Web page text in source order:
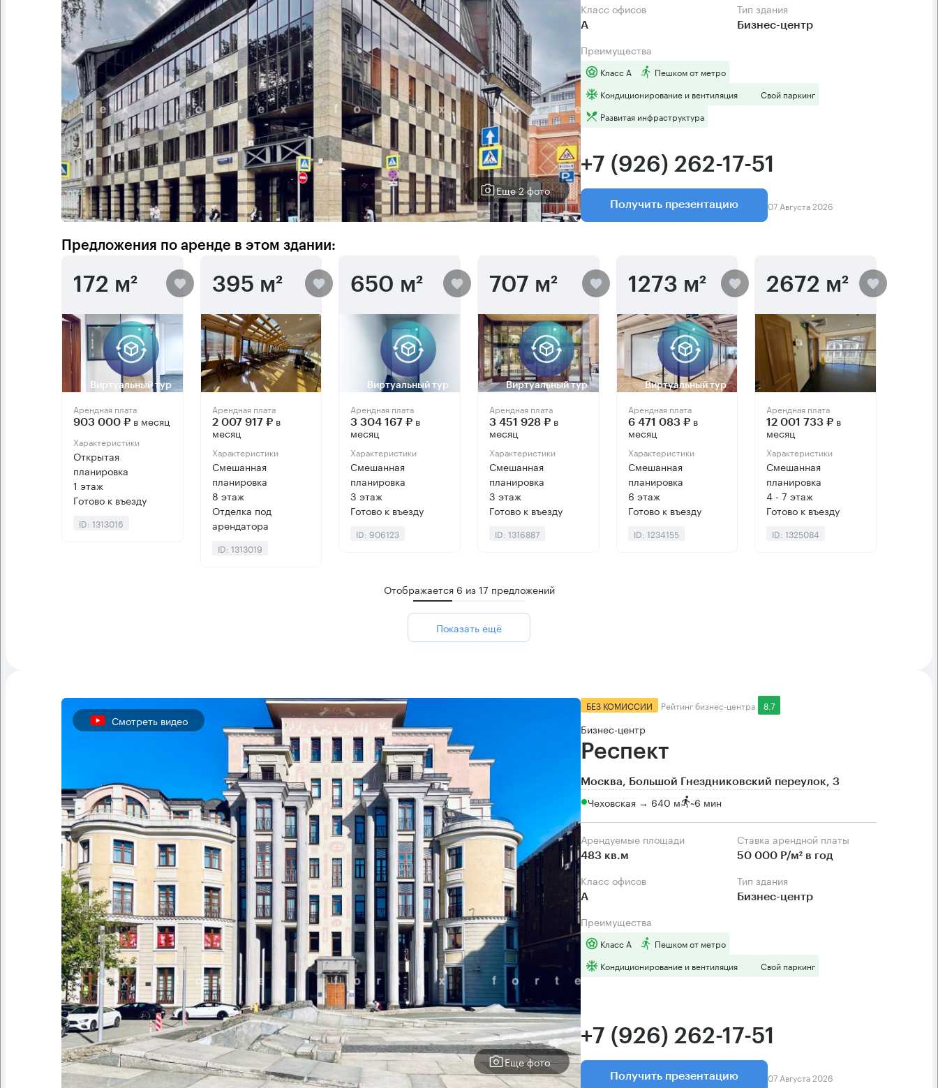
Еще 2 фото
Класс офисов
А
Тип здания
Бизнес-центр
Преимущества
Класс А
Пешком от метро
Кондиционирование и вентиляция
Свой паркинг
Развитая инфраструктура
+7 (926) 262-17-51
Получить презентацию 07 Августа 2026
Предложения по аренде в этом здании:
172 м²
Виртуальный тур
Арендная плата
903 000 ₽ в месяц
Характеристики
Открытая
планировка
1 этаж
Готово к въезду
ID: 1313016
395 м²
Арендная плата
2 007 917 ₽в
месяц
Характеристики
Смешанная
планировка
8 этаж
Отделка под
арендатора
ID: 1313019
650 м²
Виртуальный тур
Арендная плата
3 304 167 ₽ в
месяц
Характеристики
Смешанная
планировка
3 этаж
Готово к въезду
ID: 906123
707 м²
Виртуальный тур
Арендная плата
3 451 928 ₽в
месяц
Характеристики
Смешанная
планировка
3 этаж
Готово к въезду
ID: 1316887
1273 м²
Виртуальный тур
Арендная плата
6 471 083 ₽в
месяц
Характеристики
Смешанная
планировка
6 этаж
Готово к въезду
ID: 1234155
2672 м²
Арендная плата
12 001 733 ₽ в
месяц
Характеристики
Смешанная
планировка
4 - 7 этаж
Готово к въезду
ID: 1325084
Отображается 6 из17 предложений
Показать ещё
Смотреть видео
Еще фото
БЕЗ КОМИССИИ Рейтинг бизнес-центра 8.7
Бизнес-центр
Респект
Москва, Большой Гнездниковский переулок, 3
Чеховская → 640 м ~6 мин
Арендуемые площади
483 кв.м
Ставка арендной платы
50 000 Р/м² в год
Класс офисов
А
Тип здания
Бизнес-центр
Преимущества
Класс А
Пешком от метро
Кондиционирование и вентиляция
Свой паркинг
+7 (926) 262-17-51
Получить презентацию 07 Августа 2026